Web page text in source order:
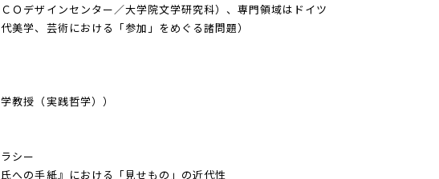
ＣＯデザインセンター／大学院文学研究科）、専門領域はドイツ
美学、芸術における「参加」をめぐる諸問題）
教授（実践哲学））
シー
への手紙』における「見せもの」の近代性